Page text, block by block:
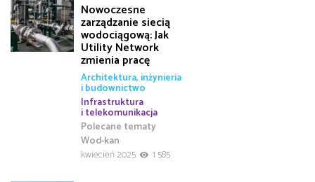
Nowoczesne
zarządzanie siecią
wodociągową: Jak
Utility Network
zmienia pracę
Architektura, inżynieria
i budownictwo
Infrastruktura
i telekomunikacja
Polecane tematy
Wod-kan
kwiecień 2025
1 585